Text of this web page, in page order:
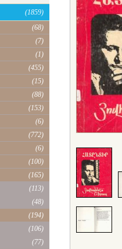
(1859)
(68)
(7)
(1)
(455)
(15)
(88)
(153)
(6)
(772)
(6)
(100)
(165)
(113)
(48)
(194)
(106)
(77)